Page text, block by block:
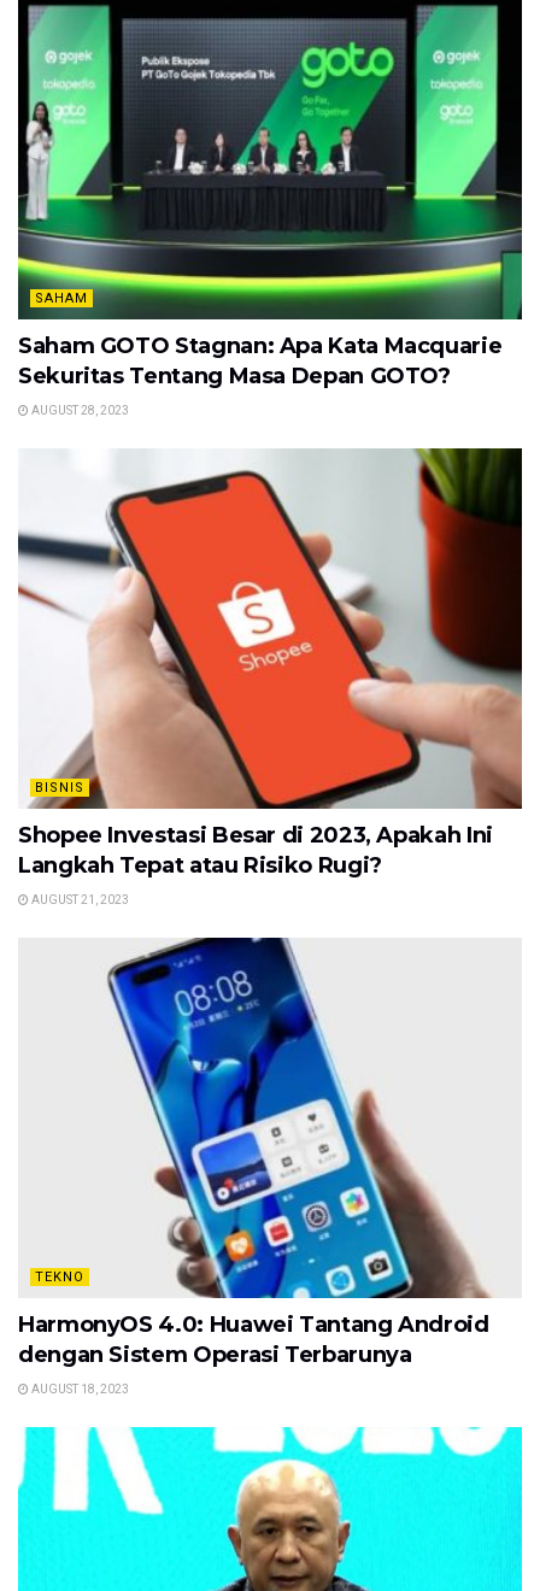
SAHAM
Saham GOTO Stagnan: Apa Kata Macquarie
Sekuritas Tentang Masa Depan GOTO?
AUGUST 28, 2023
BISNIS
Shopee Investasi Besar di 2023, Apakah Ini
Langkah Tepat atau Risiko Rugi?
AUGUST 21, 2023
TEKNO
HarmonyOS 4.0: Huawei Tantang Android
dengan Sistem Operasi Terbarunya
AUGUST 18, 2023